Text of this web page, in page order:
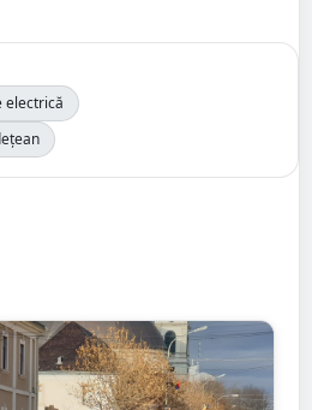
electrică